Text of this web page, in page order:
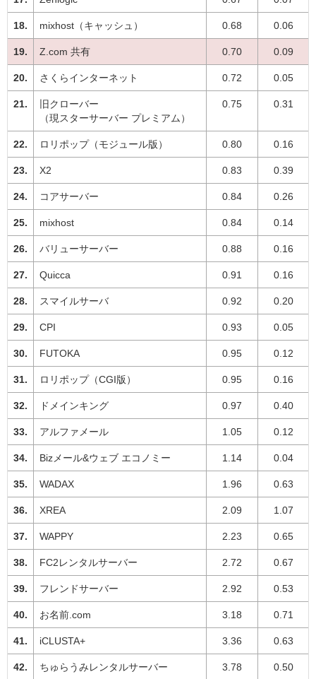
mixhost（キャッシュ） 0.68 0.06
Z.com 共有 0.70 0.09
さくらインターネット 0.72 0.05
旧クローバー
（現スターサーバー プレミアム）
0.75 0.31
ロリポップ（モジュール版） 0.80 0.16
X2 0.83 0.39
コアサーバー 0.84 0.26
mixhost 0.84 0.14
バリューサーバー 0.88 0.16
Quicca 0.91 0.16
スマイルサーバ 0.92 0.20
CPI 0.93 0.05
FUTOKA 0.95 0.12
ロリポップ（CGI版） 0.95 0.16
ドメインキング 0.97 0.40
アルファメール 1.05 0.12
Bizメール&ウェブ エコノミー 1.14 0.04
WADAX 1.96 0.63
XREA 2.09 1.07
WAPPY 2.23 0.65
FC2レンタルサーバー 2.72 0.67
フレンドサーバー 2.92 0.53
お名前.com 3.18 0.71
iCLUSTA+ 3.36 0.63
ちゅらうみレンタルサーバー 3.78 0.50